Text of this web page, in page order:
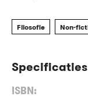
Filosofie Non-
Specificaties
ISBN: